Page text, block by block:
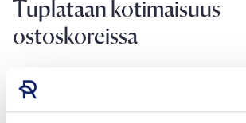
Tuplataan kotimaisuus
ostoskoreissa
MAATALOUS- JA ELINTARVIKEALA
Suomessa 320 000 ihmistä, mikä on